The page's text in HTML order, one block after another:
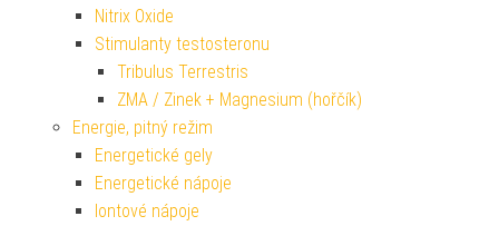
Nitrix Oxide
Stimulanty testosteronu
Tribulus Terrestris
ZMA / Zinek + Magnesium (hořčík)
Energie, pitný režim
Energetické gely
Energetické nápoje
Iontové nápoje